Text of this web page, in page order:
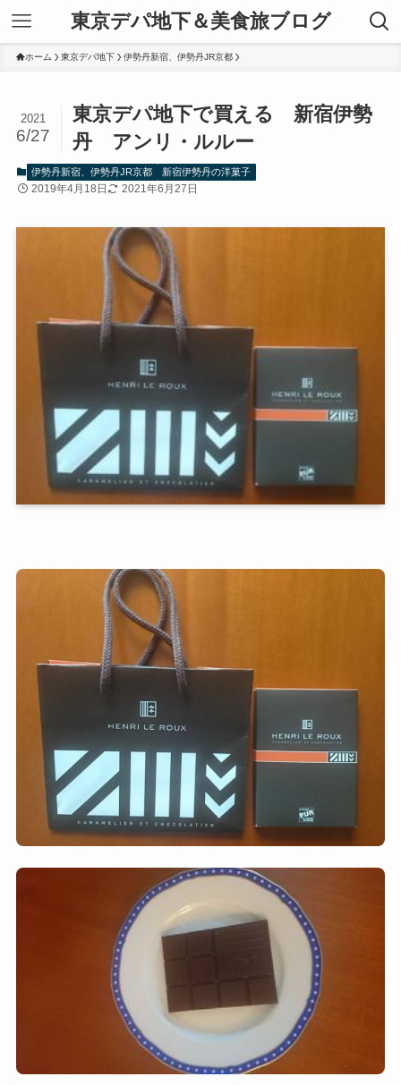
東京デパ地下＆美食旅ブログ
ホーム 東京デパ地下 伊勢丹新宿、伊勢丹JR京都
東京デパ地下で買える 新宿伊勢
丹 アンリ・ルルー
2021
6/27
伊勢丹新宿、伊勢丹JR京都 新宿伊勢丹の洋菓子
2019年4月18日 2021年6月27日